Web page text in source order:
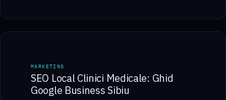
9 min
MARKETING
SEO Local Clinici Medicale: Ghid
Google Business Sibiu